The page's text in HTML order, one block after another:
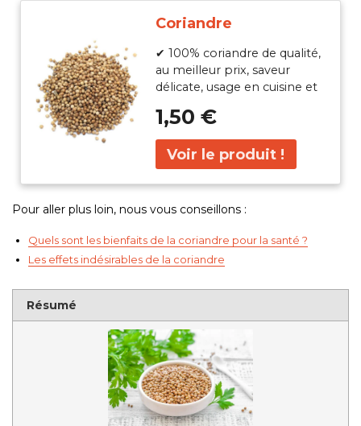
Coriandre
✔ 100% coriandre de qualité,
au meilleur prix, saveur
délicate, usage en cuisine et
1,50 €
Pour aller plus loin, nous vous conseillons :
Quels sont les bienfaits de la coriandre pour la santé ?
Les effets indésirables de la coriandre
Résumé